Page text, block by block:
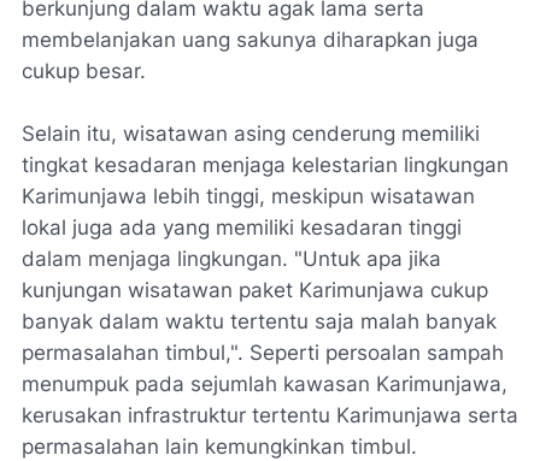
berkunjung dalam waktu agak lama serta
membelanjakan uang sakunya diharapkan juga
cukup besar.
Selain itu, wisatawan asing cenderung memiliki
tingkat kesadaran menjaga kelestarian lingkungan
Karimunjawa lebih tinggi, meskipun wisatawan
lokal juga ada yang memiliki kesadaran tinggi
dalam menjaga lingkungan. "Untuk apa jika
kunjungan wisatawan paket Karimunjawa cukup
banyak dalam waktu tertentu saja malah banyak
permasalahan timbul,". Seperti persoalan sampah
menumpuk pada sejumlah kawasan Karimunjawa,
kerusakan infrastruktur tertentu Karimunjawa serta
permasalahan lain kemungkinkan timbul.